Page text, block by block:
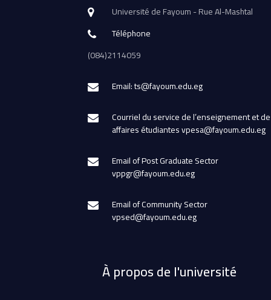
Université de Fayoum - Rue Al-Mashtal
Téléphone
(084)2114059
Email: ts@fayoum.edu.eg
Courriel du service de l’enseignement et
affaires étudiantes vpesa@fayoum.edu.eg
Email of Post Graduate Sector
vppgr@fayoum.edu.eg
Email of Community Sector
vpsed@fayoum.edu.eg
À propos de l'université